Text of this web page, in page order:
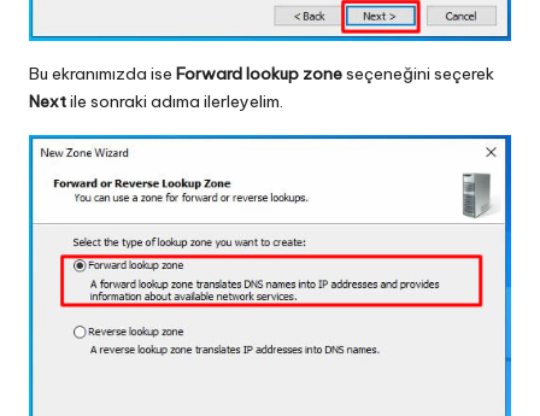
Bu ekranımızda ise Forward lookup zoneseçeneğini seçerek
Nextile sonraki adıma ilerleyelim.